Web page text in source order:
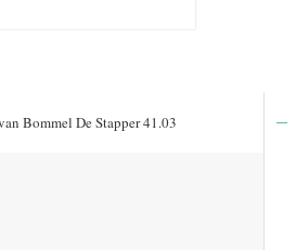
Bommel De Stapper 41.03